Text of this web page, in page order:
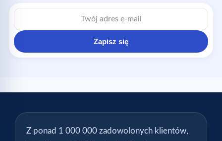
Adres
e-
Zapisz się
Z ponad 1 000 000 zadowolonych klientów,